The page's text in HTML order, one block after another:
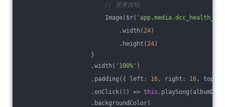
// 更多按钮
Image($r(
.width( 24)
.height( 24)
}
.width( '100%' )
.padding({ left: 16, right: 16, top:
.onClick( () => this
.backgroundColor(